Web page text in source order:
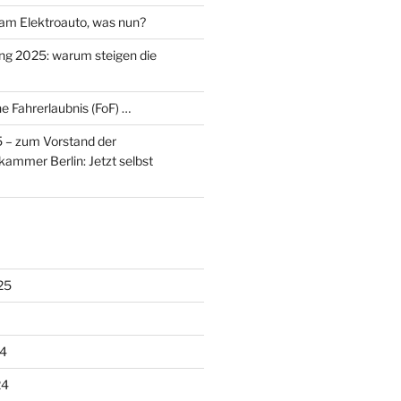
Elektroauto, was nun?
2025: warum steigen die
Fahrerlaubnis (FoF) …
zum Vorstand der
Berlin: Jetzt selbst